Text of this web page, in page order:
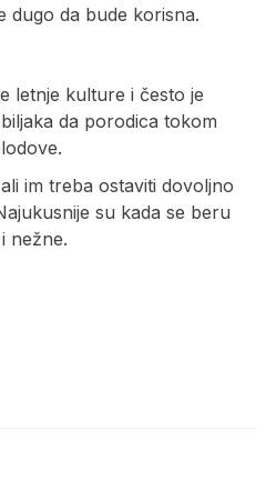
dugo da bude korisna.
letnje kulture i često je
da porodica tokom
im treba ostaviti dovoljno
su kada se beru
nežne.